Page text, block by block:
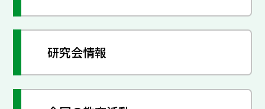
研究会情報